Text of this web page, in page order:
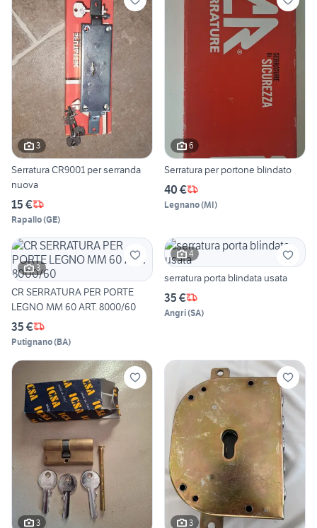
3
Serratura CR9001 per serranda
nuova
15 €
Rapallo(GE)
6
Serratura per portone blindato
40 €
Legnano(MI)
3
CR SERRATURA PER PORTE
LEGNO MM 60 ART. 8000/60
35 €
Putignano(BA)
4
serratura porta blindata usata
35 €
Angri(SA)
3 3